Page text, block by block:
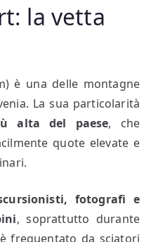
la vetta
è una delle montagne
La sua particolarità
alta del paese, che
quote elevate e
fotografi e
, soprattutto durante
frequentato da sciatori